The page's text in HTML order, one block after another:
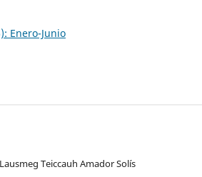
Enero-Junio
Teiccauh Amador Solís